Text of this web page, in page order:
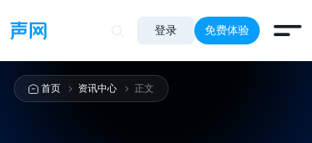
登录 免费体验
首页 资讯中心 正文